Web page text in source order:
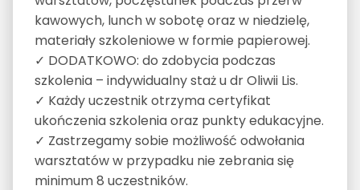
kawowych, lunch w sobotę oraz w niedzielę,
materiały szkoleniowe w formie papierowej.
✓ DODATKOWO: do zdobycia podczas
szkolenia – indywidualny staż u dr Oliwii Lis.
✓ Każdy uczestnik otrzyma certyfikat
ukończenia szkolenia oraz punkty edukacyjne.
✓ Zastrzegamy sobie możliwość odwołania
warsztatów w przypadku nie zebrania się
minimum 8 uczestników.